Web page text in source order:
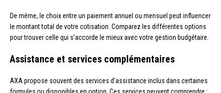
De même, le choix entre un paiement annuel ou mensuel peut influencer
le montant total de votre cotisation. Comparez les différentes options
pour trouver celle qui s’accorde le mieux avec votre gestion budgétaire.
Assistance et services complémentaires
AXA propose souvent des services d’assistance inclus dans certaines